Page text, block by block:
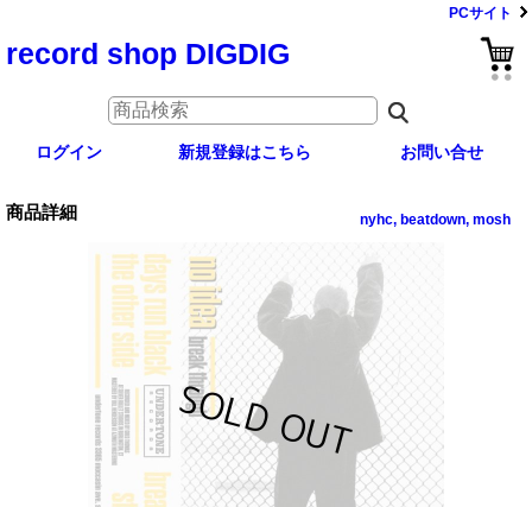
PCサイト
record shop DIGDIG
ログイン 新規登録はこちら お問い合せ
商品詳細 nyhc, beatdown, mosh